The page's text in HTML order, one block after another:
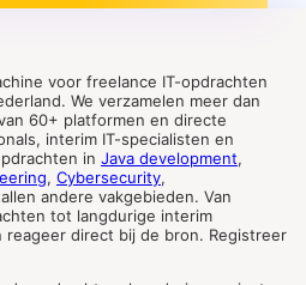
voor freelance IT-opdrachten
We verzamelen meer dan
60+ platformen en directe
interim IT-specialisten en
in Java development,
, Cybersecurity,
andere vakgebieden. Van
tot langdurige interim
direct bij de bron. Registreer